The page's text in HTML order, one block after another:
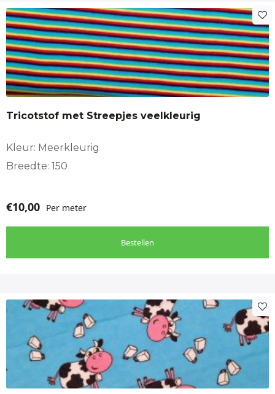
Tricotstof met Streepjes veelkleurig
Kleur: Meerkleurig
Breedte: 150
€10,00 Per meter
Bestellen